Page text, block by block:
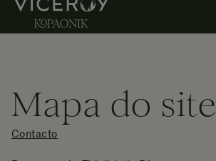
Mapa do site
Contacto